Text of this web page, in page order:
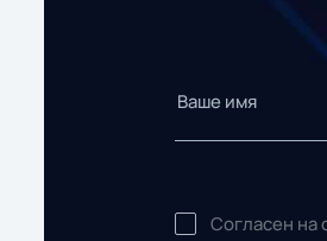
Согласен на